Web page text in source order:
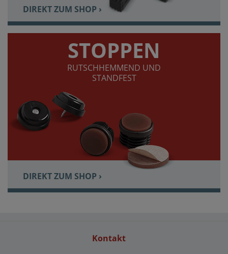
DIREKT ZUM SHOP ›
STOPPEN
RUTSCHHEMMEND UND
STANDFEST
DIREKT ZUM SHOP ›
Kontakt